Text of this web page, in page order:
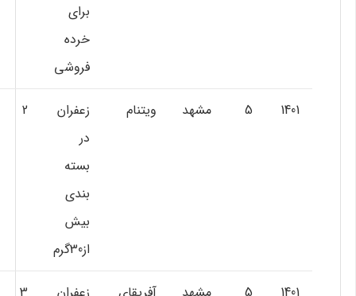
براي
خرده
فروشي
1401
5 مشهد ويتنام
زعفران
در
بسته
بندي
بيش
از30گرم
2